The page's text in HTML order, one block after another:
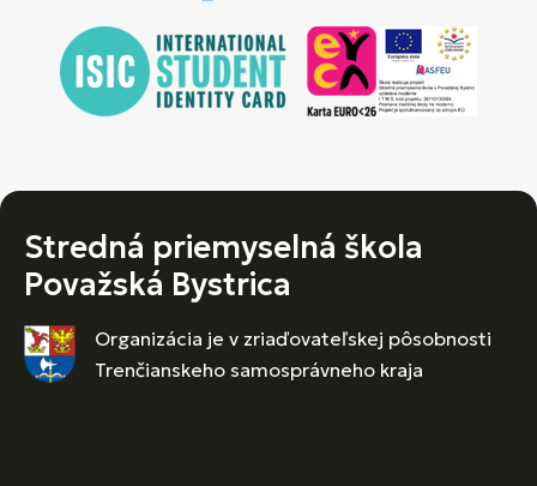
Stredná priemyselná škola
Považská Bystrica
Organizácia je v zriaďovateľskej pôsobnosti
Trenčianskeho samosprávneho kraja